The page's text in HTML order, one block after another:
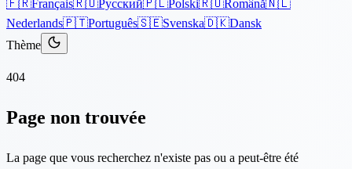
🇫🇷Français🇷🇺Русский🇵🇱Polski🇷🇴Română🇳🇱
Nederlands🇵🇹Português🇸🇪Svenska🇩🇰Dansk
Thème
404
Page non trouvée
La page que vous recherchez n'existe pas ou a peut-être été